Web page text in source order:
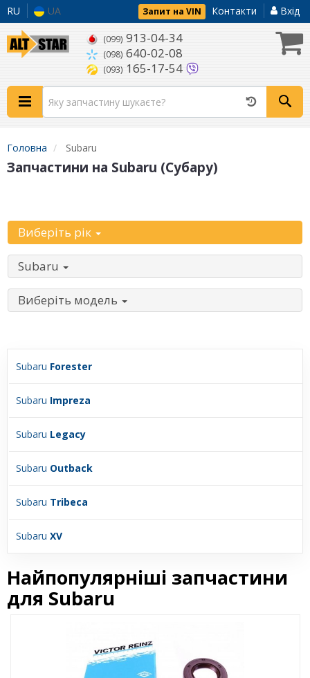
RU UA Запит на VIN Контакти Вхід
(099) 913-04-34
(098) 640-02-08
(093) 165-17-54
Головна Subaru
Запчастини на Subaru (Субару)
Виберіть рік
Subaru
Виберіть модель
Subaru Forester
Subaru Impreza
Subaru Legacy
Subaru Outback
Subaru Tribeca
Subaru XV
Найпопулярніші запчастини
для Subaru